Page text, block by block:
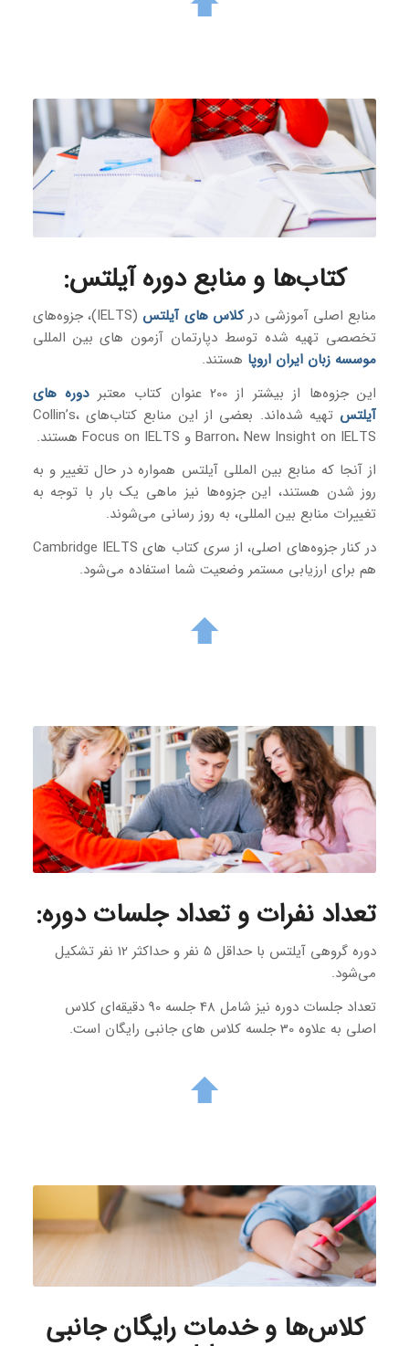
کتاب‌ها و منابع دوره آیلتس:
منابع اصلی آموزشی درکلاس های آیلتس
(IELTS)، جزوه‌های
تخصصی تهیه شده توسط دپارتمان آزمون های بین المللی
موسسه زبان ایران اروپا هستند.
این جزوه‌ها از بیشتر از 200 عنوان کتاب معتبر
دوره های
آیلتس
تهیه شده‌اند. بعضی از این منابع کتاب‌های Collin’s،
Barron، New Insight on IELTS و Focus on IELTS هستند.
از آنجا که منابع بین المللی آیلتس همواره در حال تغییر و به
روز شدن هستند، این جزوه‌ها نیز ماهی یک بار با توجه به
تغییرات منابع بین المللی، به روز رسانی می‌شوند.
در کنار جزوه‌های اصلی، از سری کتاب های Cambridge IELTS
هم برای ارزیابی مستمر وضعیت شما استفاده می‌شود.
تعداد نفرات و تعداد جلسات دوره:
دوره گروهی آیلتس با حداقل 5 نفر و حداکثر 12 نفر تشکیل
می‌شود.
تعداد جلسات دوره نیز شامل 48 جلسه 90 دقیقه‌ای کلاس
اصلی به علاوه 30 جلسه کلاس های جانبی رایگان است.
کلاس‌ها و خدمات رایگان جانبی